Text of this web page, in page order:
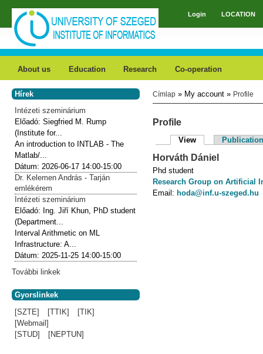
Skip to main content
Main menu
Login LOCATION
About us Education Research Co-operation
You are here
Címlap » My account » Profile
Profile
Primary tabs
View (active tab)
Horváth Dániel
Phd student
Research Group on Artificial
Email: hoda@inf.u-szeged.hu
Hírek
Intézeti szeminárium
Előadó:Siegfried M. Rump
(Institute for...
An introduction to INTLAB - The
Matlab/...
Dátum: 2026-06-17 14:00-15:00
Dr. Kelemen András - Tarján
emlékérem
Intézeti szeminárium
Előadó: Ing. Jiří Khun, PhD student
(Department...
Interval Arithmetic on ML
Infrastructure: A...
Dátum: 2025-11-25 14:00-15:00
További linkek
Gyorslinkek
[SZTE]
[TTIK]
[TIK]
[Webmail]
[STUD]
[NEPTUN]